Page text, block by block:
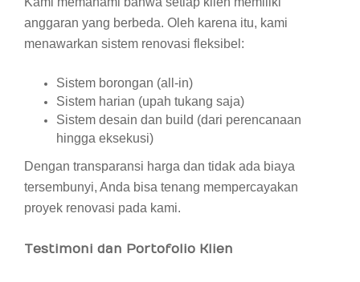
anggaran yang berbeda. Oleh karena itu, kami
menawarkan sistem renovasi fleksibel:
Sistem borongan (all-in)
Sistem harian (upah tukang saja)
Sistem desain dan build (dari perencanaan
hingga eksekusi)
Dengan transparansi harga dan tidak ada biaya
tersembunyi, Anda bisa tenang mempercayakan
proyek renovasi pada kami.
Testimoni dan Portofolio Klien